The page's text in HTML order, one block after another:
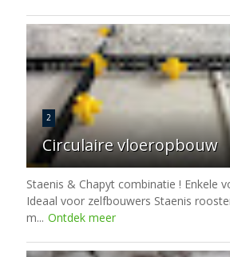
2
Circulaire vloeropbouw
Staenis & Chapyt combinatie ! Enkele
Ideaal voor zelfbouwers Staenis
m... Ontdek meer